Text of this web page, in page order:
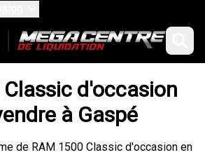
Classic d'occasion
à Gaspé
de RAM 1500 Classic d'occasion en